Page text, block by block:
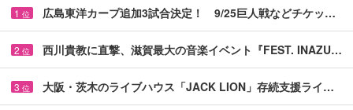
1 位 広島東洋カープ追加3試合決定！ 9/25巨人戦などチケッ…
2 位 西川貴教に直撃、滋賀最大の音楽イベント『FEST. INAZU…
3 位 大阪・茨木のライブハウス「JACK LION」存続支援ライ…